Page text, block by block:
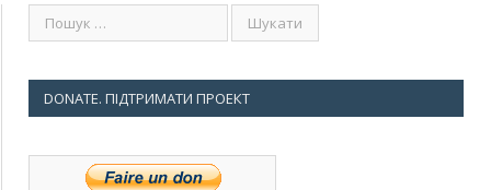
DONATE. ПІДТРИМАТИ ПРОЕКТ